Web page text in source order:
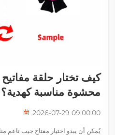
كيف تختار حلقة
محشوة مناسبة كهدية؟
2026-07-29 09:00:00
يُمكن أن يبدو اختيار مفتاح جيب ناعم